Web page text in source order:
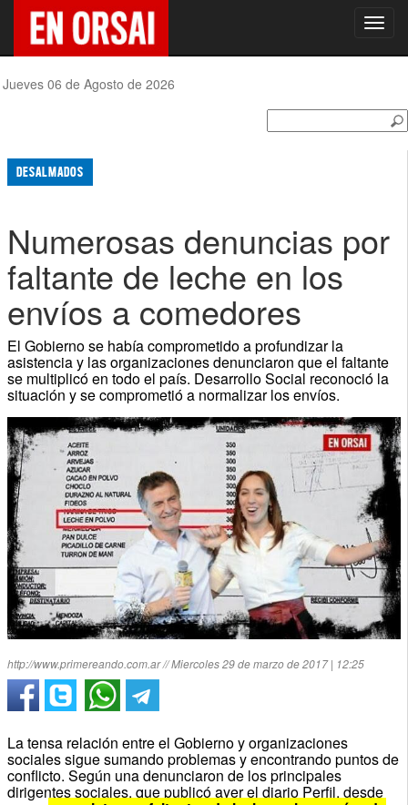
Jueves 06 de Agosto de 2026
DESALMADOS
Numerosas denuncias por
faltante de leche en los
envíos a comedores
El Gobierno se había comprometido a profundizar la
asistencia y las organizaciones denunciaron que el faltante
se multiplicó en todo el país. Desarrollo Social reconoció la
situación y se comprometió a normalizar los envíos.
http://www.primereando.com.ar // Miercoles 29 de marzo de 2017 | 12:25
La tensa relación entre el Gobierno y organizaciones
sociales sigue sumando problemas y encontrando puntos de
conflicto. Según una denunciaron de los principales
dirigentes sociales, que publicó ayer el diario Perfil, desde